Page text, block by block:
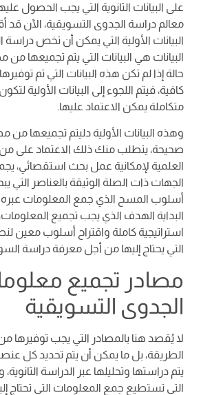
على البيانات الثانوية التي يجب الحصول
معالم دراسة الجدوى التسويقية، الآن قد
البيانات الأولية التي يمكن أن تخص
البيانات هي البيانات التي يتم تجميعها
حالة إذا لم تكن هذه البيانات التي تم
كافية، فيتم اللجوء إلى البيانات الأولية
متكاملة يمكن الاعتماد عليها.
وهذه البيانات الأولية دليتم تجميعها من
صحيحة، يتطلب منك ذلك الاعتماد على من
العلمية لإمكانية عمل بحث استقصائي، يجمع
الجهات ذات الصلة الوثيقة بالعناصر التي
أسلوب المسح الذي جمع المعلومات
البداية الهدف الذي يجب تجميع
استراتيجية كاملة واقتراح أسلوب معين
التي يحتاج إليها من أجل معرفة دراسة
مصادر تجميع
الجدوى التسويقية
لا يُقصد هنا بالمصادر التي يجب توفيرها
الطريقة، بل ما يمكن أن يتم تحديد كل
يتم دراستها وتحليلها عبر الدراسة
التي تستطيع جمع المعلومات التي تحتاج